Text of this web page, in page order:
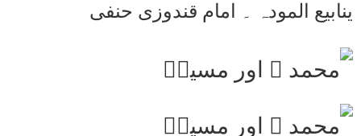
ینابیع المودہ ۔ امام قندوزی حنفی